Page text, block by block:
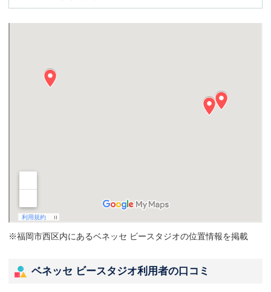
※福岡市西区内にあるベネッセ ビースタジオの位置情報を掲載
ベネッセ ビースタジオ利用者の口コミ